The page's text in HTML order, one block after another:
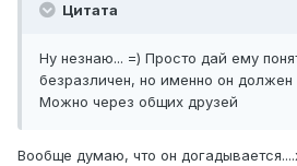
Цитата
Ну незнаю... =) Просто дай ему
безразличен, но именно он
Можно через общих друзей
Вообще думаю, что он